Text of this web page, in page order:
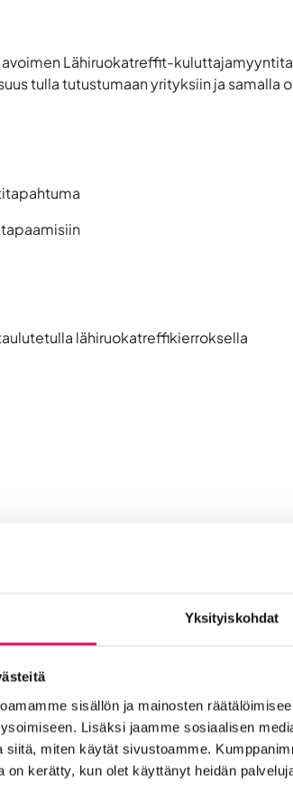
Yksityiskohdat
sisällön ja mainosten
Lisäksi jaamme sosiaalisen
siitä, miten käytät sivustoamme.
on kerätty, kun olet käyttänyt heidän
Lähiruokatreffit-
tulla tutustumaan yrityksiin ja samalla
lähiruokatreffikierroksella